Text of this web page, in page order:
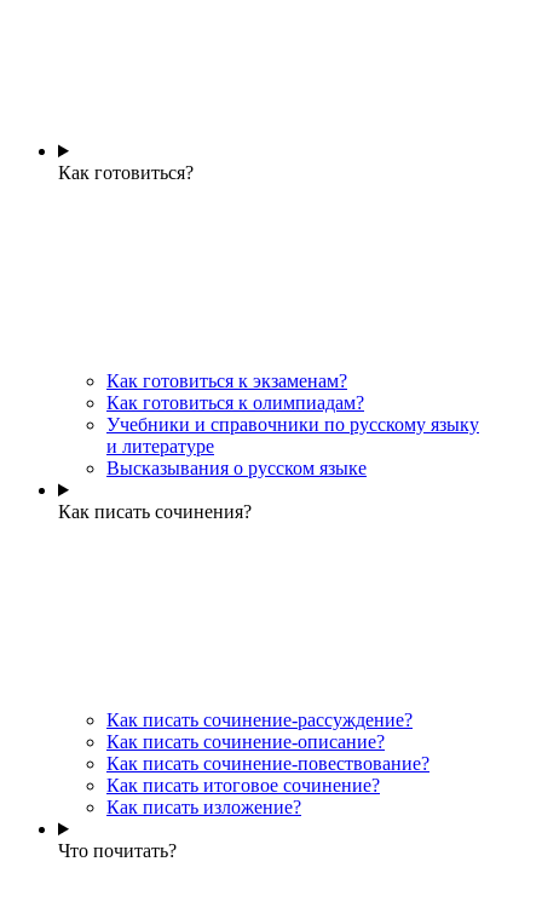
Как готовиться?
Как готовиться к экзаменам?
Как готовиться к олимпиадам?
Учебники и справочники по русскому языку
и литературе
Высказывания о русском языке
Как писать сочинения?
Как писать сочинение-рассуждение?
Как писать сочинение-описание?
Как писать сочинение-повествование?
Как писать итоговое сочинение?
Как писать изложение?
Что почитать?